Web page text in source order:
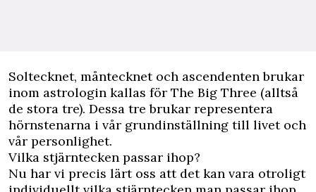
Soltecknet, måntecknet och ascendenten brukar
inom astrologin kallas för The Big Three (alltså
de stora tre). Dessa tre brukar representera
hörnstenarna i vår grundinställning till livet och
vår personlighet.
Vilka stjärntecken passar ihop?
Nu har vi precis lärt oss att det kan vara otroligt